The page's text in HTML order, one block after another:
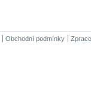
Obchodní podmínky